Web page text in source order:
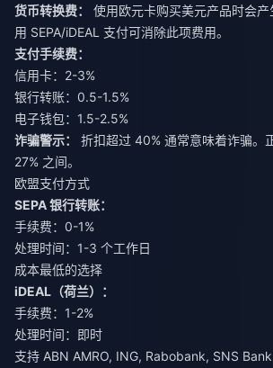
货币转换费：
使用欧元卡购买美元产品时会
用 SEPA/iDEAL 支付可消除此项费用。
支付手续费：
信用卡：2-3%
银行转账：0.5-1.5%
电子钱包：1.5-2.5%
诈骗警示：
折扣超过 40% 通常意味着诈骗。
27% 之间。
欧盟支付方式
SEPA 银行转账：
手续费：0-1%
处理时间：1-3 个工作日
成本最低的选择
iDEAL（荷兰）：
手续费：1-2%
处理时间：即时
支持 ABN AMRO, ING, Rabobank, SNS